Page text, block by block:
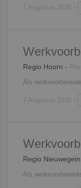
7 Augustus 2026 -
Regio Hoorn -
7 Augustus 2026 -
Regio Nieuwegein